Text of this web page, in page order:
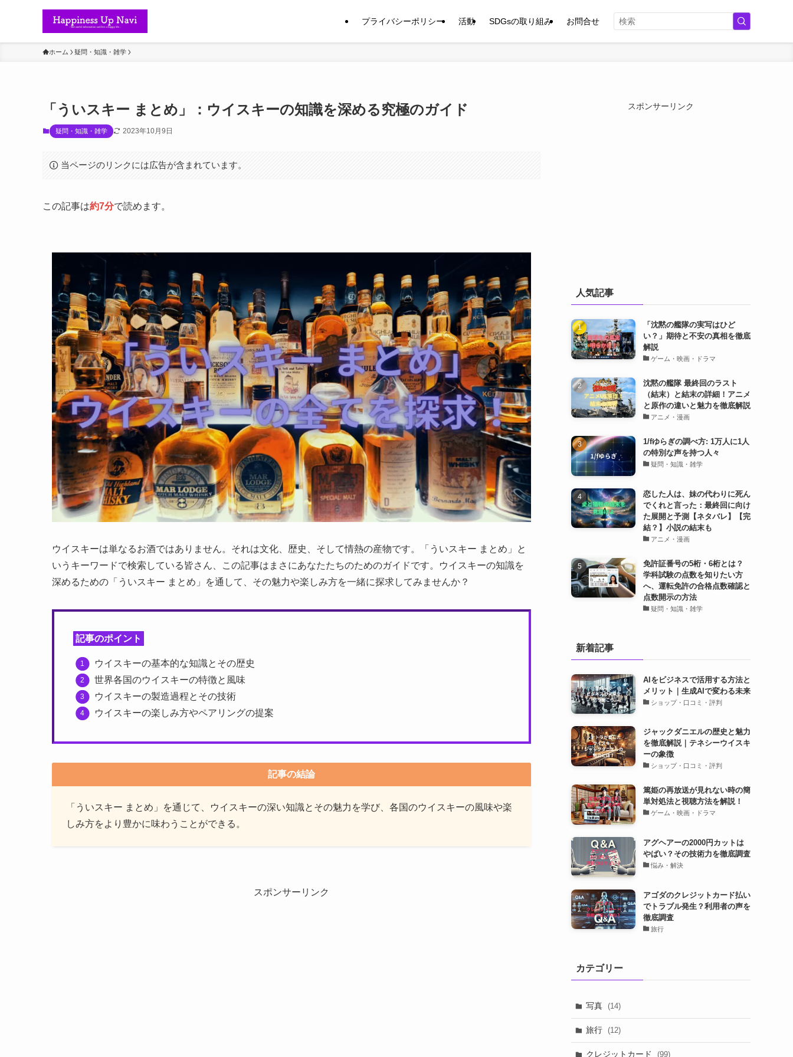
プライバシーポリシー 活動 SDGsの取り組み お問合せ
ホーム 疑問・知識・雑学
「ういスキー まとめ」：ウイスキーの知識を深める究極のガイド
疑問・知識・雑学 2023年10月9日
当ページのリンクには広告が含まれています。
この記事は約7分で読めます。
ウイスキーは単なるお酒ではありません。それは文化、歴史、そして情熱の産物です。「ういスキー まとめ」と
いうキーワードで検索している皆さん、この記事はまさにあなたたちのためのガイドです。ウイスキーの知識を
深めるための「ういスキー まとめ」を通して、その魅力や楽しみ方を一緒に探求してみませんか？
記事のポイント
ウイスキーの基本的な知識とその歴史
世界各国のウイスキーの特徴と風味
ウイスキーの製造過程とその技術
ウイスキーの楽しみ方やペアリングの提案
記事の結論
「ういスキー まとめ」を通じて、ウイスキーの深い知識とその魅力を学び、各国のウイスキーの風味や楽
しみ方をより豊かに味わうことができる。
スポンサーリンク
スポンサーリンク
人気記事
「沈黙の艦隊の実写はひど
い？」期待と不安の真相を徹底
解説
ゲーム・映画・ドラマ
沈黙の艦隊 最終回のラスト
（結末）と結末の詳細！アニメ
と原作の違いと魅力を徹底解説
アニメ・漫画
1/fゆらぎの調べ方: 1万人に1人
の特別な声を持つ人々
疑問・知識・雑学
恋した人は、妹の代わりに死ん
でくれと言った：最終回に向け
た展開と予測【ネタバレ】【完
結？】小説の結末も
アニメ・漫画
免許証番号の5桁・6桁とは？
学科試験の点数を知りたい方
へ、運転免許の合格点数確認と
点数開示の方法
疑問・知識・雑学
新着記事
AIをビジネスで活用する方法と
メリット｜生成AIで変わる未来
ショップ・口コミ・評判
ジャックダニエルの歴史と魅力
を徹底解説｜テネシーウイスキ
ーの象徴
ショップ・口コミ・評判
篤姫の再放送が見れない時の簡
単対処法と視聴方法を解説！
ゲーム・映画・ドラマ
アグヘアーの2000円カットは
やばい？その技術力を徹底調査
悩み・解決
アゴダのクレジットカード払い
でトラブル発生？利用者の声を
徹底調査
旅行
カテゴリー
写真 (14)
旅行 (12)
クレジットカード (99)